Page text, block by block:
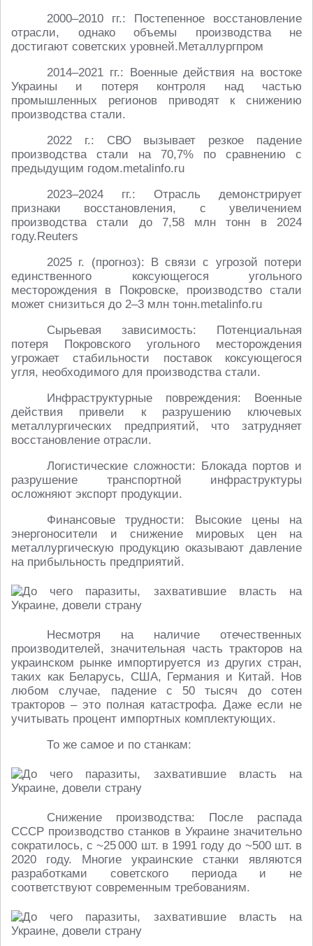
2000–2010 гг.: Постепенное восстановление
отрасли, однако объемы производства не
достигают советских уровней.Металлургпром
2014–2021 гг.: Военные действия на востоке
Украины и потеря контроля над частью
промышленных регионов приводят к снижению
производства стали.
2022 г.: СВО вызывает резкое падение
производства стали на 70,7% по сравнению с
предыдущим годом.metalinfo.ru
2023–2024 гг.: Отрасль демонстрирует
признаки восстановления, с увеличением
производства стали до 7,58 млн тонн в 2024
году.Reuters
2025 г. (прогноз): В связи с угрозой потери
единственного коксующегося угольного
месторождения в Покровске, производство стали
может снизиться до 2–3 млн тонн.metalinfo.ru
Сырьевая зависимость: Потенциальная
потеря Покровского угольного месторождения
угрожает стабильности поставок коксующегося
угля, необходимого для производства стали.
Инфраструктурные повреждения: Военные
действия привели к разрушению ключевых
металлургических предприятий, что затрудняет
восстановление отрасли.
Логистические сложности: Блокада портов и
разрушение транспортной инфраструктуры
осложняют экспорт продукции.
Финансовые трудности: Высокие цены на
энергоносители и снижение мировых цен на
металлургическую продукцию оказывают давление
на прибыльность предприятий.
Несмотря на наличие отечественных
производителей, значительная часть тракторов на
украинском рынке импортируется из других стран,
таких как Беларусь, США, Германия и Китай. Нов
любом случае, падение с 50 тысяч до сотен
тракторов – это полная катастрофа. Даже если не
учитывать процент импортных комплектующих.
То же самое и по станкам:
Снижение производства: После распада
СССР производство станков в Украине значительно
сократилось, с ~25 000 шт. в 1991 году до ~500 шт. в
2020 году. Многие украинские станки являются
разработками советского периода и не
соответствуют современным требованиям.